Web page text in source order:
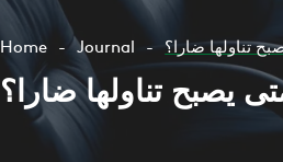
Home Journal تناولها ضارا؟
يصبح تناولها ضارا؟